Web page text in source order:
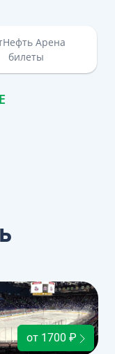
Арена
билеты
от 1700 ₽